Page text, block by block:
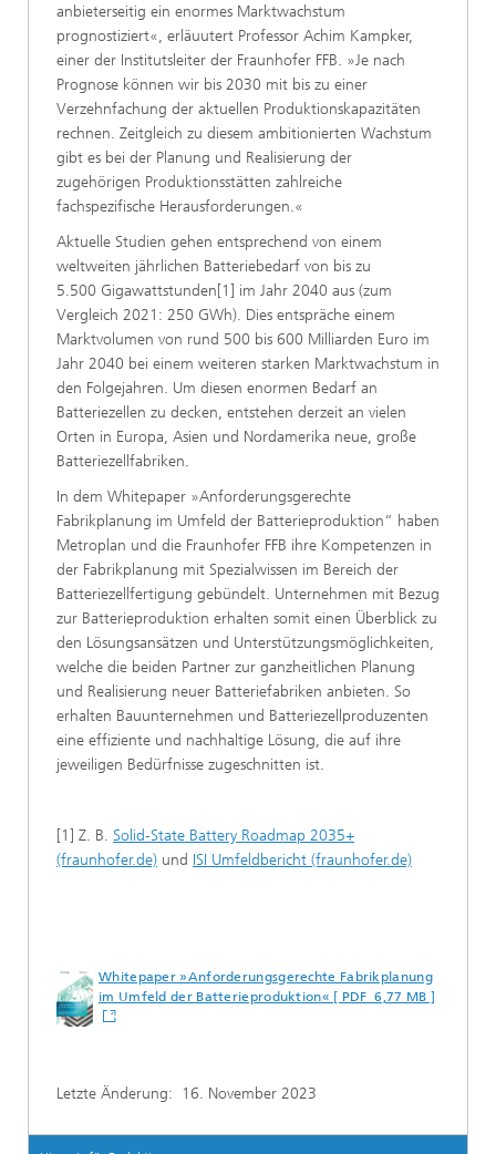
anbieterseitig ein enormes Marktwachstum
prognostiziert«, erläuutert Professor Achim Kampker,
einer der Institutsleiter der Fraunhofer FFB. »Je nach
Prognose können wir bis 2030 mit bis zu einer
Verzehnfachung der aktuellen Produktionskapazitäten
rechnen. Zeitgleich zu diesem ambitionierten Wachstum
gibt es bei der Planung und Realisierung der
zugehörigen Produktionsstätten zahlreiche
fachspezifische Herausforderungen.«
Aktuelle Studien gehen entsprechend von einem
weltweiten jährlichen Batteriebedarf von bis zu
5.500 Gigawattstunden[1] im Jahr 2040 aus (zum
Vergleich 2021: 250 GWh). Dies entspräche einem
Marktvolumen von rund 500 bis 600 Milliarden Euro im
Jahr 2040 bei einem weiteren starken Marktwachstum in
den Folgejahren. Um diesen enormen Bedarf an
Batteriezellen zu decken, entstehen derzeit an vielen
Orten in Europa, Asien und Nordamerika neue, große
Batteriezellfabriken.
In dem Whitepaper »Anforderungsgerechte
Fabrikplanung im Umfeld der Batterieproduktion“ haben
Metroplan und die Fraunhofer FFB ihre Kompetenzen in
der Fabrikplanung mit Spezialwissen im Bereich der
Batteriezellfertigung gebündelt. Unternehmen mit Bezug
zur Batterieproduktion erhalten somit einen Überblick zu
den Lösungsansätzen und Unterstützungsmöglichkeiten,
welche die beiden Partner zur ganzheitlichen Planung
und Realisierung neuer Batteriefabriken anbieten. So
erhalten Bauunternehmen und Batteriezellproduzenten
eine effiziente und nachhaltige Lösung, die auf ihre
jeweiligen Bedürfnisse zugeschnitten ist.
[1] Z. B. Solid-State Battery Roadmap 2035+
(fraunhofer.de) und ISI Umfeldbericht (fraunhofer.de)
Whitepaper »Anforderungsgerechte Fabrikplanung
im Umfeld der Batterieproduktion« [ PDF 6,77 MB ]
Letzte Änderung: 16. November 2023